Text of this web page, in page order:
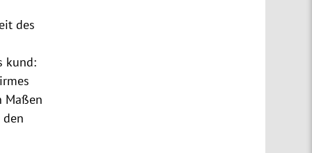
des
kund:
Maßen
den